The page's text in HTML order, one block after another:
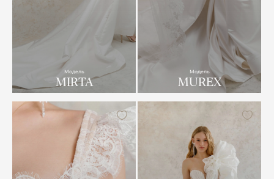
Модель
MIRTA
Модель
MUREX